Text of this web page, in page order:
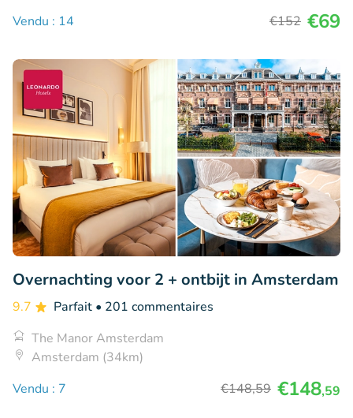
Vendu : 14
€152 €69
Overnachting voor 2 + ontbijt in Amsterdam
9.7 Parfait • 201 commentaires
The Manor Amsterdam
Amsterdam (34km)
Vendu : 7
€148,59 €148,59